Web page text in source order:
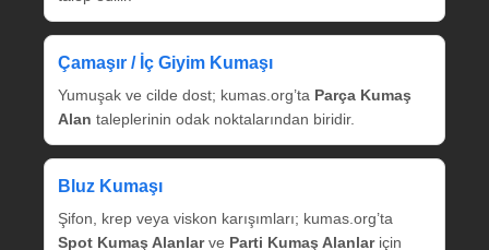
Çamaşır / İç Giyim Kumaşı
Yumuşak ve cilde dost; kumas.org’ta Parça Kumaş
Alan taleplerinin odak noktalarından biridir.
Bluz Kumaşı
Şifon, krep veya viskon karışımları; kumas.org’ta
Spot Kumaş Alanlarve Parti Kumaş Alanlariçin